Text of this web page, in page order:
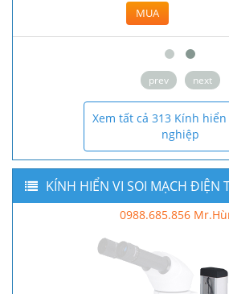
MUA
prev next
Xem tất cả 313 Kính
nghiệp
KÍNH HIỂN VI SOI MẠCH ĐIỆN
0988.685.856